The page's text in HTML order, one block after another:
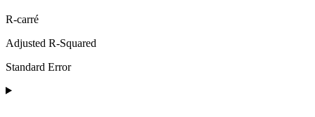
R-carré
Adjusted R-Squared
Standard Error